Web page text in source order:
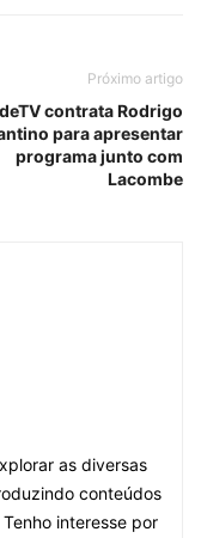
Próximo artigo
contrata Rodrigo
para apresentar
programa junto com
Lacombe
as diversas
conteúdos
interesse por